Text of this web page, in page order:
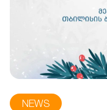
NEWS